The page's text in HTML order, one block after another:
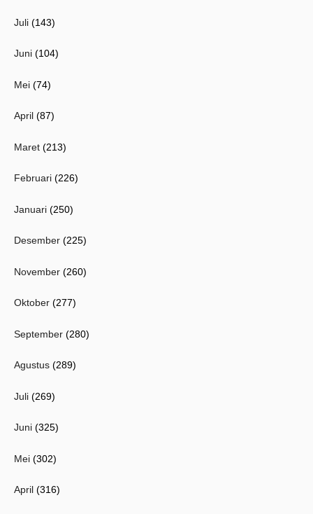
Juli (143)
Juni (104)
Mei (74)
April (87)
Maret (213)
Februari (226)
Januari (250)
Desember (225)
November (260)
Oktober (277)
September (280)
Agustus (289)
Juli (269)
Juni (325)
Mei (302)
April (316)